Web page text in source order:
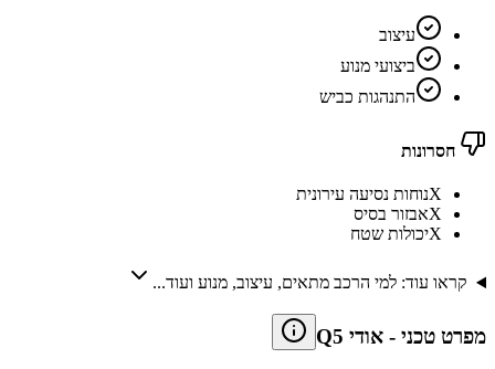
עיצוב
ביצועי מנוע
התנהגות כביש
חסרונות
Xנוחות נסיעה עירונית
Xאבזור בסיס
Xיכולות שטח
קראו עוד: למי הרכב מתאים, עיצוב, מנוע ועוד...
מפרט טכני - אודי Q5